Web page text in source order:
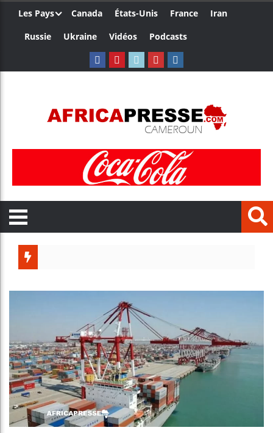
Les Pays Canada États-Unis France
Iran
Russie
Ukraine Vidéos Podcasts